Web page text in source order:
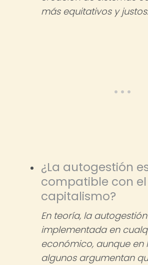
más equitativos y justos.
¿La autogestión
compatible con el
capitalismo?
En teoría, la
implementada en
económico, aunque en
algunos argumentan